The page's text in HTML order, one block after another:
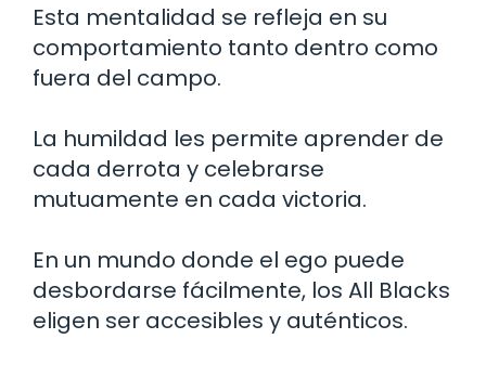
Esta mentalidad se refleja en su
comportamiento tanto dentro como
fuera del campo.
La humildad les permite aprender de
cada derrota y celebrarse
mutuamente en cada victoria.
En un mundo donde el ego puede
desbordarse fácilmente, los All Blacks
eligen ser accesibles y auténticos.